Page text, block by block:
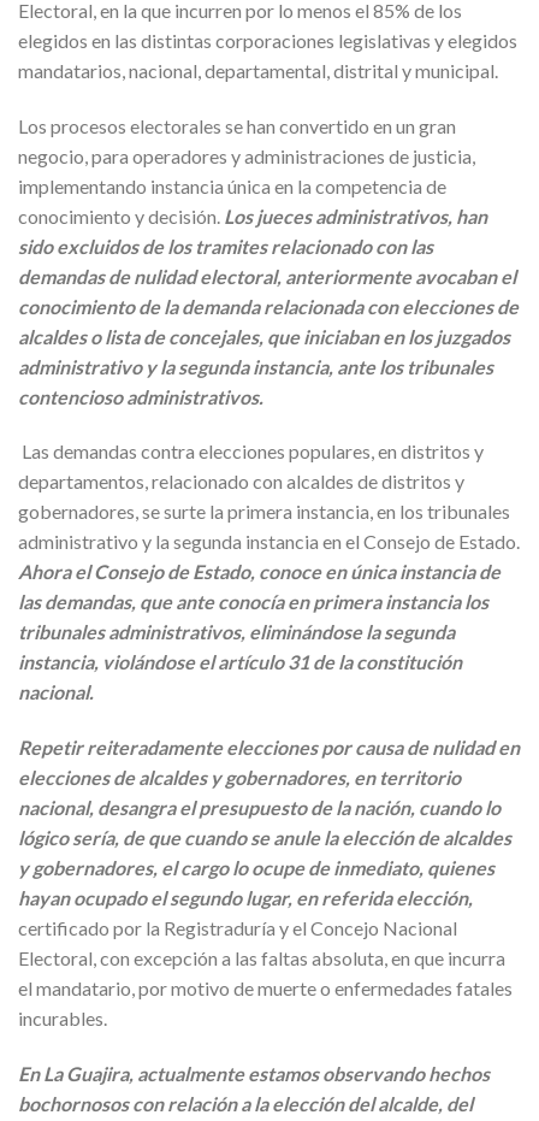
Electoral, en la que incurren por lo menos el 85% de los
elegidos en las distintas corporaciones legislativas y elegidos
mandatarios, nacional, departamental, distrital y municipal.
Los procesos electorales se han convertido en un gran
negocio, para operadores y administraciones de justicia,
implementando instancia única en la competencia de
conocimiento y decisión. Los jueces administrativos, han
sido excluidos de los tramites relacionado con las
demandas de nulidad electoral, anteriormente avocaban el
conocimiento de la demanda relacionada con elecciones de
alcaldes o lista de concejales, que iniciaban en los juzgados
administrativo y la segunda instancia, ante los tribunales
contencioso administrativos.
Las demandas contra elecciones populares, en distritos y
departamentos, relacionado con alcaldes de distritos y
gobernadores, se surte la primera instancia, en los tribunales
administrativo y la segunda instancia en el Consejo de Estado.
Ahora el Consejo de Estado, conoce en única instancia de
las demandas, que ante conocía en primera instancia los
tribunales administrativos, eliminándose la segunda
instancia, violándose el artículo 31 de la constitución
nacional.
Repetir reiteradamente elecciones por causa de nulidad en
elecciones de alcaldes y gobernadores, en territorio
nacional, desangra el presupuesto de la nación, cuando lo
lógico sería, de que cuando se anule la elección de alcaldes
y gobernadores, el cargo lo ocupe de inmediato, quienes
hayan ocupado el segundo lugar, en referida elección,
certificado por la Registraduría y el Concejo Nacional
Electoral, con excepción a las faltas absoluta, en que incurra
el mandatario, por motivo de muerte o enfermedades fatales
incurables.
En La Guajira, actualmente estamos observando hechos
bochornosos con relación a la elección del alcalde, del